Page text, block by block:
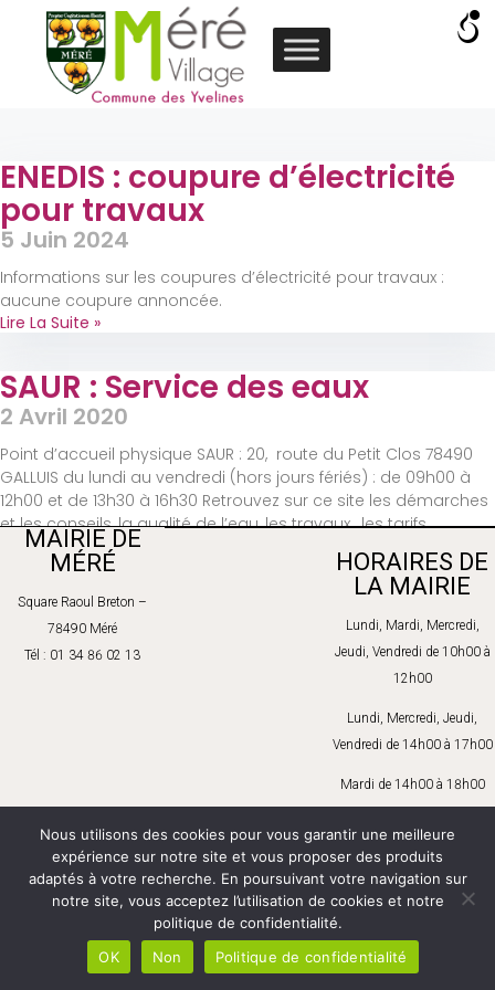
ENEDIS : coupure d’électricité
pour travaux
5 Juin 2024
Informations sur les coupures d’électricité pour travaux :
aucune coupure annoncée.
Lire La Suite »
SAUR : Service des eaux
2 Avril 2020
Point d’accueil physique SAUR : 20, route du Petit Clos 78490
GALLUIS du lundi au vendredi (hors jours fériés) : de 09h00 à
12h00 et de 13h30 à 16h30 Retrouvez sur ce site les démarches
et les conseils, la qualité de l’eau, les travaux , les tarifs…
www.saurclient.fr Numéro d’urgence technique
Lire La Suite »
MAIRIE DE
MÉRÉ
Square Raoul Breton –
78490 Méré
Tél : 01 34 86 02 13
HORAIRES DE
LA MAIRIE
Lundi, Mardi, Mercredi,
Jeudi, Vendredi de 10h00 à
12h00
Lundi, Mercredi, Jeudi,
Vendredi de 14h00 à 17h00
Mardi de 14h00 à 18h00
PLAN DU SITE–MENTIONS LÉGALES
Nous utilisons des cookies pour vous garantir une meilleure
expérience sur notre site et vous proposer des produits
adaptés à votre recherche. En poursuivant votre navigation sur
notre site, vous acceptez l’utilisation de cookies et notre
politique de confidentialité.
OK
Non Politique de confidentialité